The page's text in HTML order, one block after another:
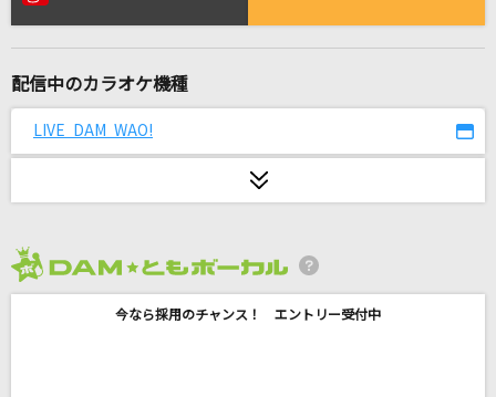
残酷な天使のテーゼ
怪獣の花唄
放課後ティータイム
配信中のカラオケ機種
LIVE DAM WAO!
今なら採用のチャンス！ エントリー受付中